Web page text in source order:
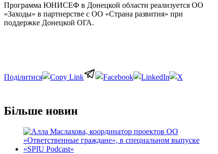
Программа ЮНИСЕФ в Донецкой области реализуется ОО
«Заходы» в партнерстве с ОО «Страна развития» при
поддержке Донецкой ОГА.
Більше новин